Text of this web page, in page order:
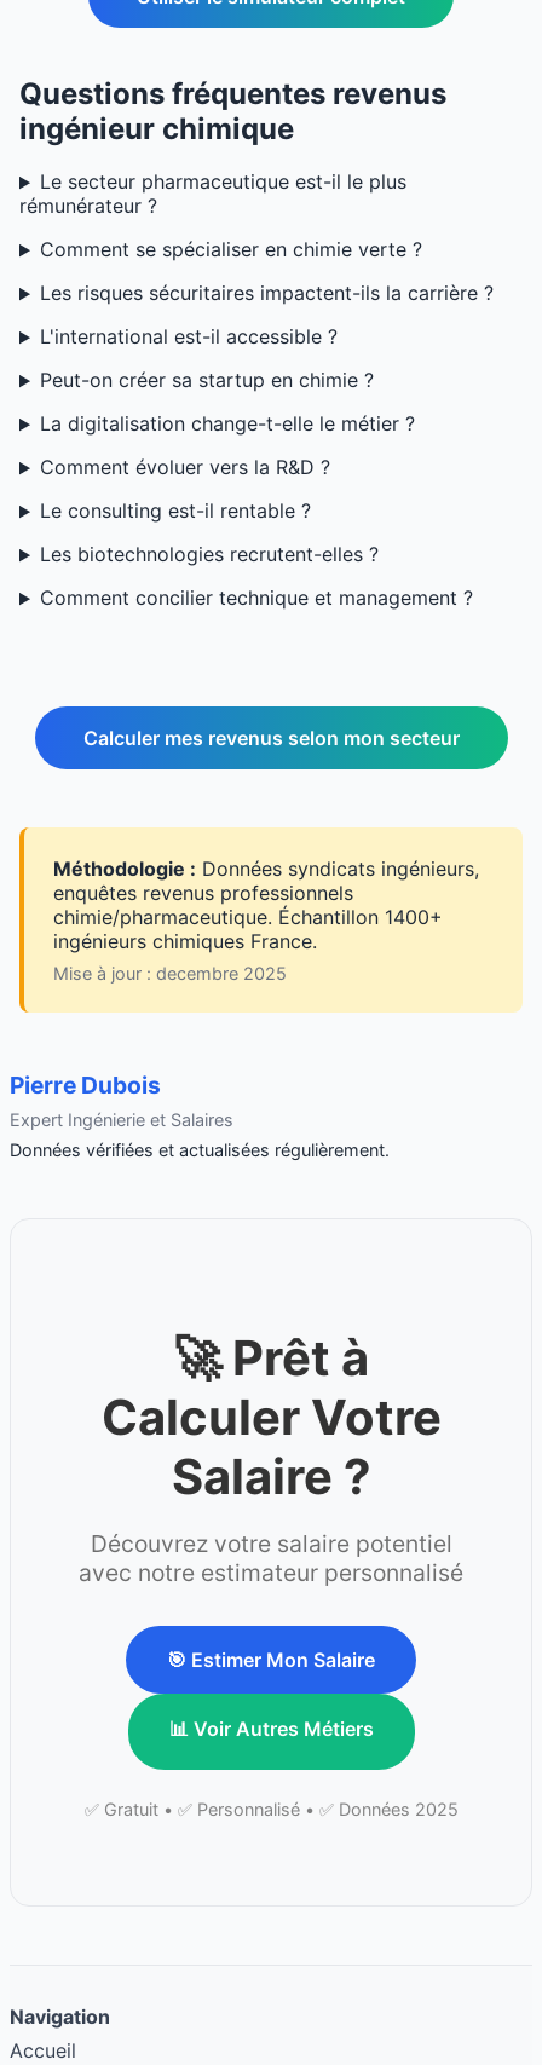
Questions fréquentes revenus
ingénieur chimique
Le secteur pharmaceutique est-il le plus
rémunérateur ?
Comment se spécialiser en chimie verte ?
Les risques sécuritaires impactent-ils la carrière ?
L'international est-il accessible ?
Peut-on créer sa startup en chimie ?
La digitalisation change-t-elle le métier ?
Comment évoluer vers la R&D ?
Le consulting est-il rentable ?
Les biotechnologies recrutent-elles ?
Comment concilier technique et management ?
Calculer mes revenus selon mon secteur
Méthodologie : Données syndicats ingénieurs,
enquêtes revenus professionnels
chimie/pharmaceutique. Échantillon 1400+
ingénieurs chimiques France.
Mise à jour : decembre 2025
Pierre Dubois
Expert Ingénierie et Salaires
Données vérifiées et actualisées régulièrement.
🚀 Prêt à
Calculer Votre
Salaire ?
Découvrez votre salaire potentiel
avec notre estimateur personnalisé
🎯 Estimer Mon Salaire
📊 Voir Autres Métiers
✅ Gratuit • ✅ Personnalisé • ✅ Données 2025
Navigation
Accueil